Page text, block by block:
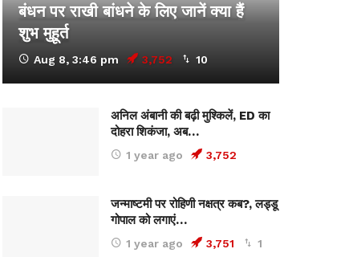
बंधन पर राखी बांधने के लिए जानें क्या हैं
शुभ मुहूर्त
Aug 8, 3:46 pm 3,752 10
अनिल अंबानी की बढ़ी मुश्किलें, ED का
दोहरा शिकंजा, अब…
1 year ago 3,752
जन्माष्टमी पर रोहिणी नक्षत्र कब?, लड्डू
गोपाल को लगाएं…
1 year ago 3,751 1